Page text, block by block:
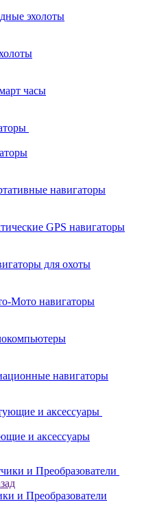
эхолоты
часы
навигаторы
GPS навигаторы
для охоты
Мото навигаторы
навигаторы
и аксессуары
и аксессуары
и Преобразователи
и Преобразователи